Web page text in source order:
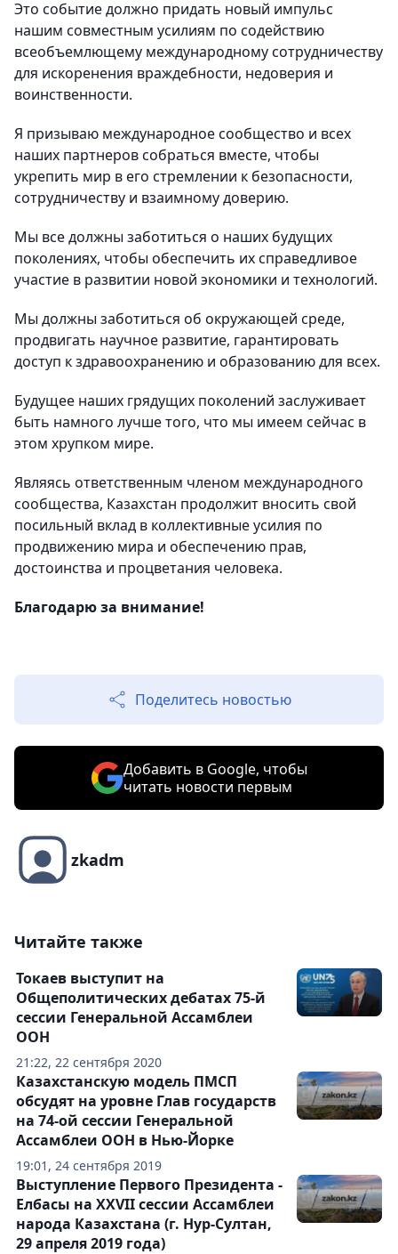
Это событие должно придать новый импульс
нашим совместным усилиям по содействию
всеобъемлющему международному сотрудничеству
для искоренения враждебности, недоверия и
воинственности.
Я призываю международное сообщество и всех
наших партнеров собраться вместе, чтобы
укрепить мир в его стремлении к безопасности,
сотрудничеству и взаимному доверию.
Мы все должны заботиться о наших будущих
поколениях, чтобы обеспечить их справедливое
участие в развитии новой экономики и технологий.
Мы должны заботиться об окружающей среде,
продвигать научное развитие, гарантировать
доступ к здравоохранению и образованию для всех.
Будущее наших грядущих поколений заслуживает
быть намного лучше того, что мы имеем сейчас в
этом хрупком мире.
Являясь ответственным членом международного
сообщества, Казахстан продолжит вносить свой
посильный вклад в коллективные усилия по
продвижению мира и обеспечению прав,
достоинства и процветания человека.
Благодарю за внимание!
Поделитесь новостью
Добавить в Google, чтобы
читать новости первым
zkadm
Читайте также
21:22, 22 сентября 2020
Токаев выступит на
Общеполитических дебатах 75-й
сессии Генеральной Ассамблеи
ООН
19:01, 24 сентября 2019
Казахстанскую модель ПМСП
обсудят на уровне Глав государств
на 74-ой сессии Генеральной
Ассамблеи ООН в Нью-Йорке
Выступление Первого Президента -
Елбасы на XXVII сессии Ассамблеи
народа Казахстана (г. Нур-Султан,
29 апреля 2019 года)